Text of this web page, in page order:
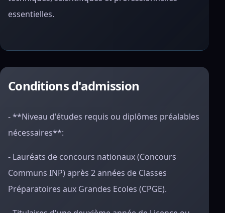
essentielles.
Conditions d'admission
- **Niveau d'études requis ou diplômes préalables
nécessaires**:
- Lauréats de concours nationaux (Concours
Communs INP) après 2 années de Classes
Préparatoires aux Grandes Ecoles (CPGE).